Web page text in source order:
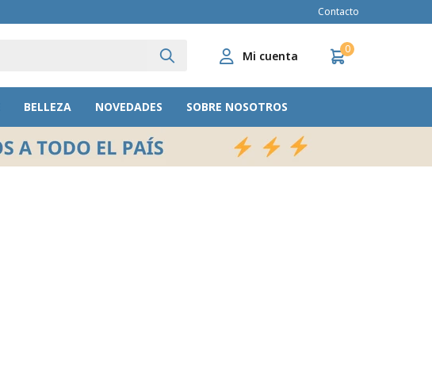
BELLEZA NOVEDADES SOBRE NOSOTROS
0
Contacto